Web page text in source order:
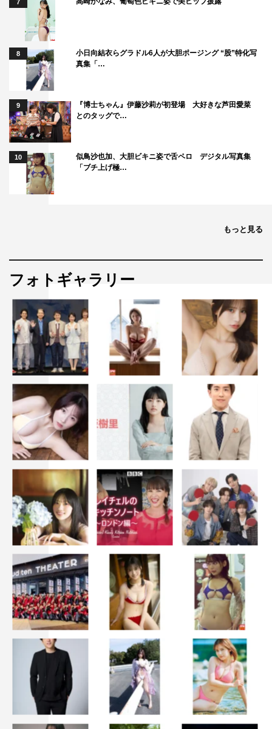
7
8
小日向結衣らグラドル6人が大胆ポージング “股”特化写
真集「…
9
『博士ちゃん』伊藤沙莉が初登場 大好きな芦田愛菜
とのタッグで…
10
似鳥沙也加、大胆ビキニ姿で舌ペロ デジタル写真集
「ブチ上げ極…
もっと見る
フォトギャラリー